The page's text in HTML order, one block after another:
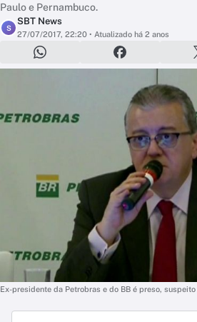
Paulo e Pernambuco.
S
SBT News
27/07/2017, 22:20 • Atualizado há 2 anos
Ex-presidente da Petrobras e do BB é preso,